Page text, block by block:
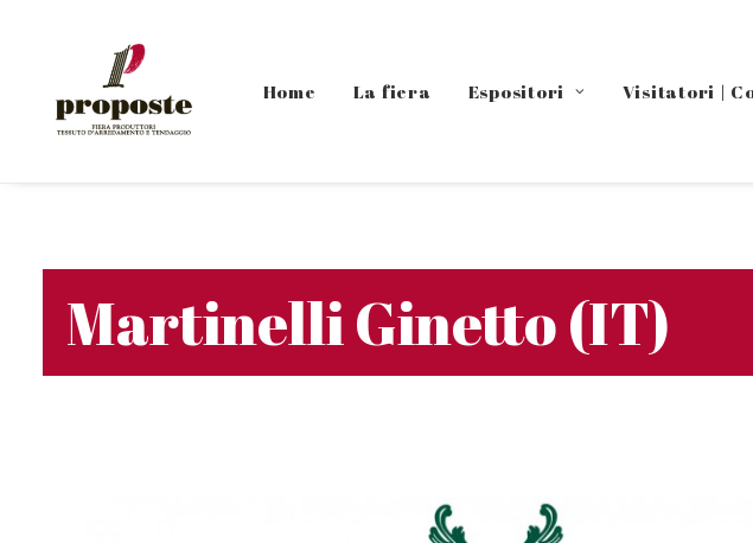
Home La fiera Espositori Visitatori |
Martinelli Ginetto (IT)